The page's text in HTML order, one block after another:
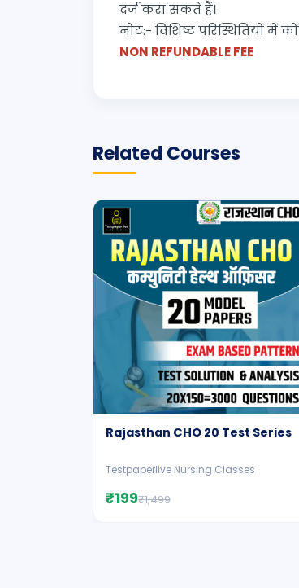
दर्ज करा सकते हैं।
नोट:- विशिष्ट परिस्थितियों में
NON REFUNDABLE FEE
Related Courses
Rajasthan CHO 20 Test Series
Testpaperlive Nursing Classes
₹199₹1,499